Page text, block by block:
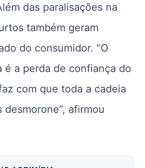
das paralisações na
também geram
do consumidor. “O
é a perda de confiança do
com que toda a cadeia
afirmou